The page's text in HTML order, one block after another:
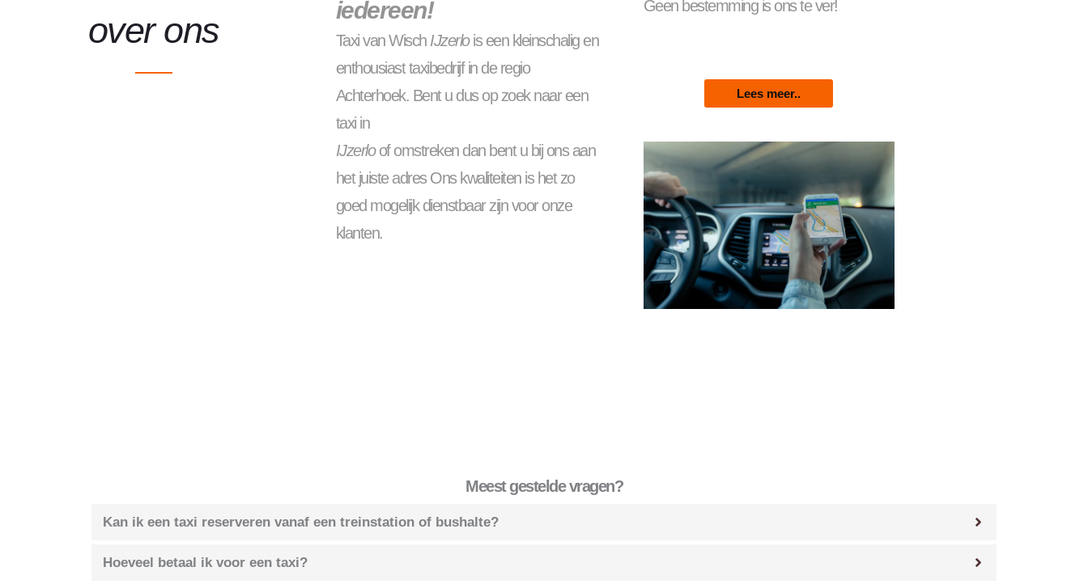
over ons
iedereen!
Taxi van Wisch IJzerlois een kleinschalig en
enthousiast taxibedrijf in de regio
Achterhoek. Bent u dus op zoek naar een
taxi in
IJzerloof omstreken dan bent u bij ons aan
het juiste adres Ons kwaliteiten is het zo
goed mogelijk dienstbaar zijn voor onze
klanten.
Geen bestemming is ons te ver!
Lees meer..
Meest gestelde vragen?
Kan ik een taxi reserveren vanaf een treinstation of bushalte?
Hoeveel betaal ik voor een taxi?